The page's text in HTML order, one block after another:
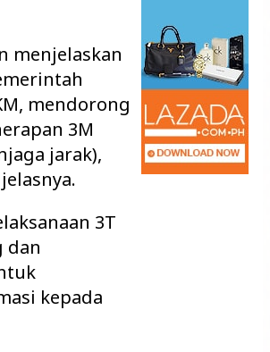
menjelaskan
mendorong
3M
jarak),
3T
dan
kepada
Pisah Sambut Kapolres Way Kanan,
Ramadhona Siap Lanj…